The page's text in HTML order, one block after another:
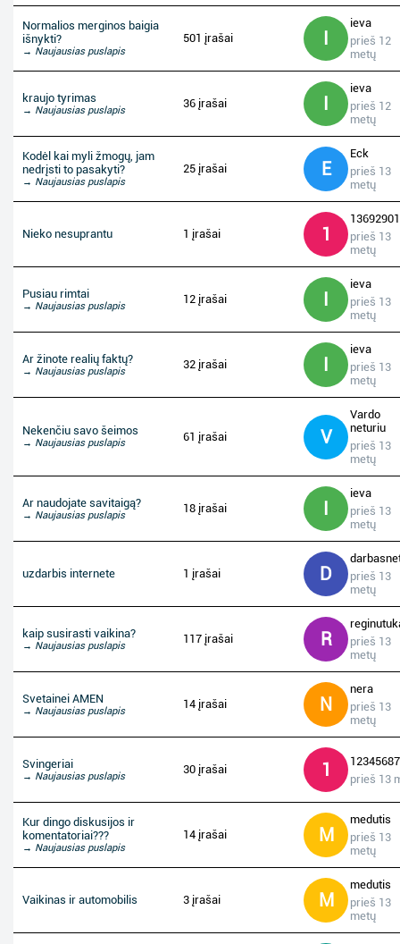
Normalios merginos baigia
išnykti?
→ Naujausias puslapis
501 įrašai I
ieva
prieš 12
metų
kraujo tyrimas
→ Naujausias puslapis
36 įrašai I
ieva
prieš 12
metų
Kodėl kai myli žmogų, jam
nedrįsti to pasakyti?
→ Naujausias puslapis
25 įrašai E
Eck
prieš 13
metų
Nieko nesuprantu 1 įrašai 1
prieš 13
metų
Pusiau rimtai
→ Naujausias puslapis
12 įrašai I
ieva
prieš 13
metų
Ar žinote realių faktų?
→ Naujausias puslapis
32 įrašai I
ieva
prieš 13
metų
Nekenčiu savo šeimos
→ Naujausias puslapis 61 įrašai V
Vardo
neturiu
prieš 13
metų
Ar naudojate savitaigą?
→ Naujausias puslapis
18 įrašai I
ieva
prieš 13
metų
uzdarbis internete 1 įrašai D
prieš 13
metų
kaip susirasti vaikina?
→ Naujausias puslapis
117 įrašai R
prieš 13
metų
Svetainei AMEN
→ Naujausias puslapis
14 įrašai N
nera
prieš 13
metų
Svingeriai
→ Naujausias puslapis
30 įrašai 1
prieš 13
Kur dingo diskusijos ir
komentatoriai???
→ Naujausias puslapis
14 įrašai M
medutis
prieš 13
metų
Vaikinas ir automobilis 3 įrašai M
medutis
prieš 13
metų